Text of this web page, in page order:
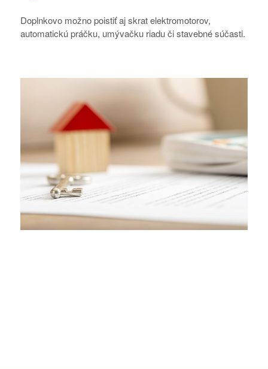
Doplnkovo možno poistiť aj skrat elektromotorov,
automatickú práčku, umývačku riadu či stavebné súčasti.